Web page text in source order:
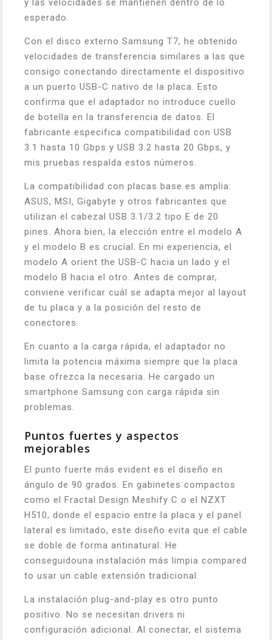
y las velocidades se mantienen dentro de lo
esperado.
Con el disco externo Samsung T7, he obtenido
velocidades de transferencia similares a las que
consigo conectando directamente el dispositivo
a un puerto USB-C nativo de la placa. Esto
confirma que el adaptador no introduce cuello
de botella en la transferencia de datos. El
fabricante especifica compatibilidad con USB
3.1 hasta 10 Gbps y USB 3.2 hasta 20 Gbps, y
mis pruebas respalda estos números.
La compatibilidad con placas base es amplia:
ASUS, MSI, Gigabyte y otros fabricantes que
utilizan el cabezal USB 3.1/3.2 tipo E de 20
pines. Ahora bien, la elección entre el modelo A
y el modelo B es crucíal. En mi experiencia, el
modelo A orient the USB-C hacia un lado y el
modelo B hacia el otro. Antes de comprar,
conviene verificar cuál se adapta mejor al layout
de tu placa y a la posición del resto de
conectores.
En cuanto a la carga rápida, el adaptador no
limita la potencia máxima siempre que la placa
base ofrezca la necesaria. He cargado un
smartphone Samsung con carga rápida sin
problemas.
Puntos fuertes y aspectos
mejorables
El punto fuerte más evident es el diseño en
ángulo de 90 grados. En gabinetes compactos
como el Fractal Design Meshify C o el NZXT
H510, donde el espacio entre la placa y el panel
lateral es limitado, este diseño evita que el cable
se doble de forma antinatural. He
conseguidouna instalación más limpia compared
to usar un cable extensión tradicional.
La instalación plug-and-play es otro punto
positivo. No se necesitan drivers ni
configuración adicional. Al conectar, el sistema